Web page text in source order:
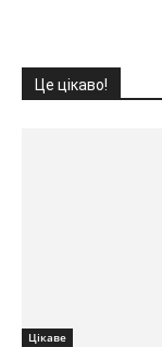
Це цікаво!
Цікаве